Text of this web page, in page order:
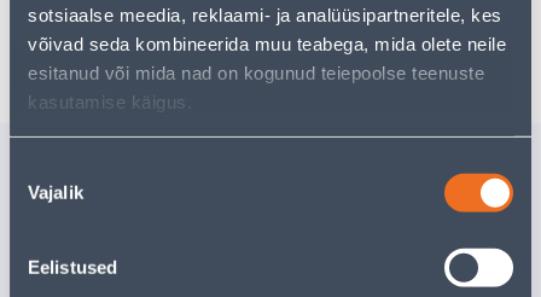
sotsiaalse meedia, reklaami- ja analüüsipartneritele, kes
võivad seda kombineerida muu teabega, mida olete neile
esitanud või mida nad on kogunud teiepoolse teenuste
kasutamise käigus.
valik
Vajalik
Eelistused
Poest kätte, alates 10.08.2026
19
.99 €